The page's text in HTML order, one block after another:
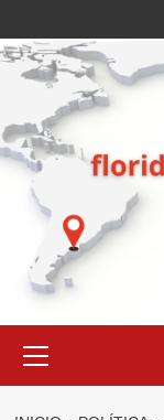
al
contenido
primario